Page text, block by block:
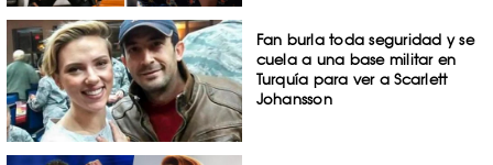
Fan burla toda seguridad y se
cuela a una base militar en
Turquía para ver a Scarlett
Johansson